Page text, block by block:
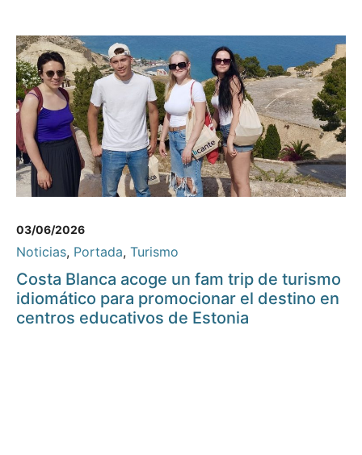
03/06/2026
Noticias, Portada, Turismo
Costa Blanca acoge un fam trip de turismo
idiomático para promocionar el destino en
centros educativos de Estonia